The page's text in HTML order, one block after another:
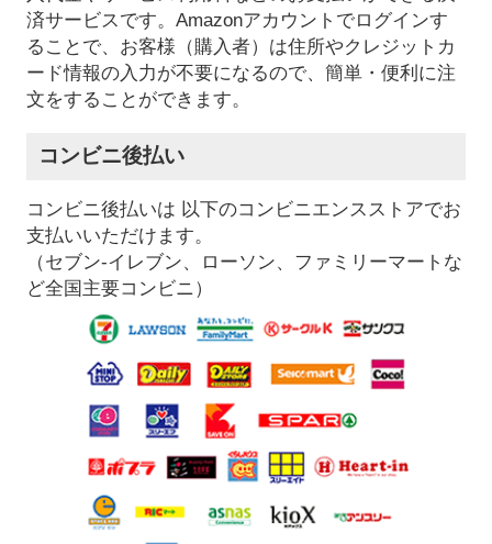
済サービスです。Amazonアカウントでログインす
ることで、お客様（購入者）は住所やクレジットカ
ード情報の入力が不要になるので、簡単・便利に注
文をすることができます。
コンビニ後払い
コンビニ後払いは 以下のコンビニエンスストアでお
支払いいただけます。
（セブン-イレブン、ローソン、ファミリーマートな
ど全国主要コンビニ）